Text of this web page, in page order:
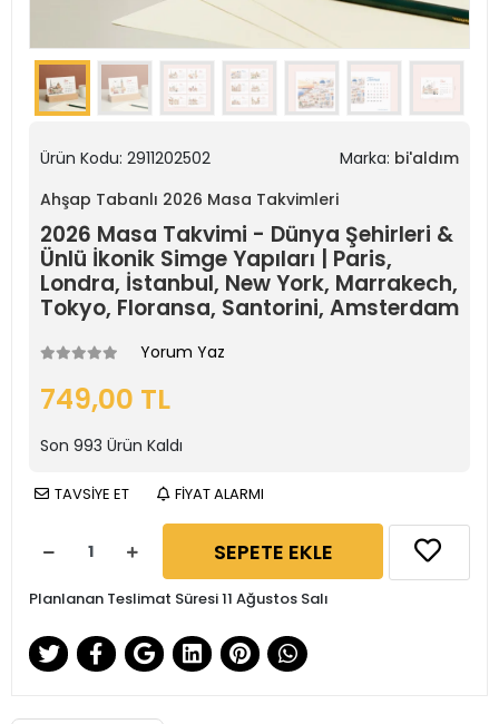
Ürün Kodu: 2911202502 Marka: bi'aldım
Ahşap Tabanlı 2026 Masa Takvimleri
2026 Masa Takvimi - Dünya Şehirleri &
Ünlü İkonik Simge Yapıları | Paris,
Londra, İstanbul, New York, Marrakech,
Tokyo, Floransa, Santorini, Amsterdam
Yorum Yaz
749,00 TL
Son 993 Ürün Kaldı
TAVSİYE ET FİYAT ALARMI
SEPETE EKLE
Planlanan Teslimat Süresi 11 Ağustos Salı